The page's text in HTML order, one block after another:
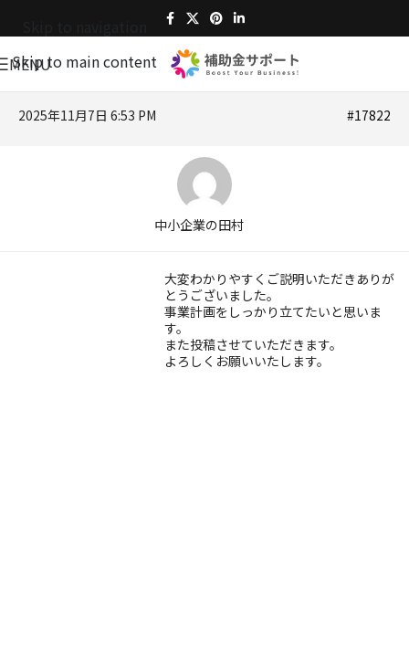
Skip to main content
MENU
2025年11月7日 6:53 PM #17822
中小企業の田村
大変わかりやすくご説明いただきありが
とうございました。
事業計画をしっかり立てたいと思いま
す。
また投稿させていただきます。
よろしくお願いいたします。